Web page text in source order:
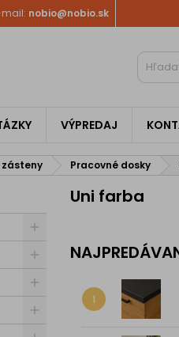
mail: nobio@nobio.sk
VÝPREDAJ
zásteny Pracovné dosky
Uni farba
1